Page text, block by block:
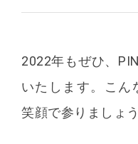
2022年もぜひ、
いたします。こん
笑顔で参りましょう